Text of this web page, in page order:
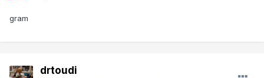
gram
drtoudi